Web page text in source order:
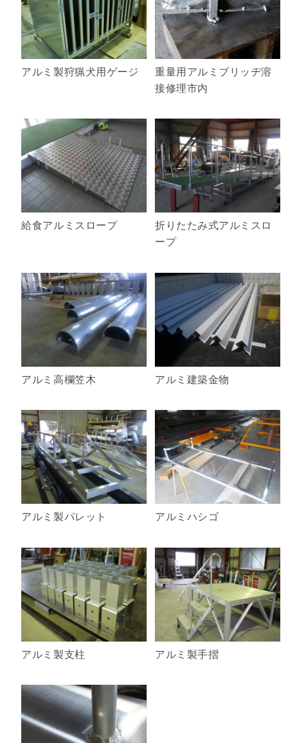
アルミ製狩猟犬用ゲージ
重量用アルミブリッヂ溶
接修理市内
給食アルミスロープ
折りたたみ式アルミスロ
ープ
アルミ高欄笠木 アルミ建築金物
アルミ製パレット アルミハシゴ
アルミ製支柱 アルミ製手摺